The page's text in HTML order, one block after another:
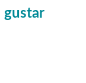
gustar